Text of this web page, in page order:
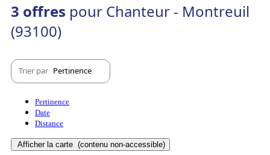
3 offres pour Chanteur - Montreuil
(93100)
Trier par Pertinence
Pertinence
Date
Distance
Afficher la carte (contenu non-accessible)